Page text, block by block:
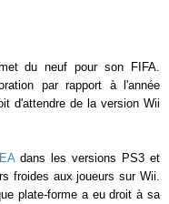
du neuf pour son FIFA.
par rapport à l'année
d'attendre de la version Wii
EAdans les versions PS3 et
froides aux joueurs sur Wii.
plate-forme a eu droit à sa